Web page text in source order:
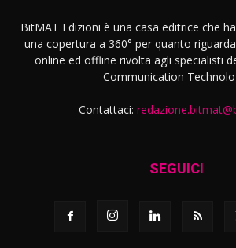
BitMAT Edizioni è una casa editrice che
una copertura a 360° per quanto
online ed offline rivolta agli specialisti
Communication
Contattaci:
SEGUICI